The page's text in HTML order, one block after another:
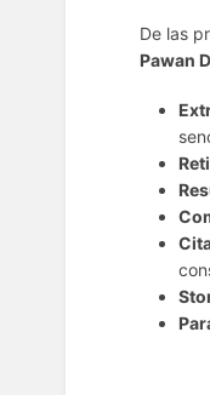
De las
Pawan